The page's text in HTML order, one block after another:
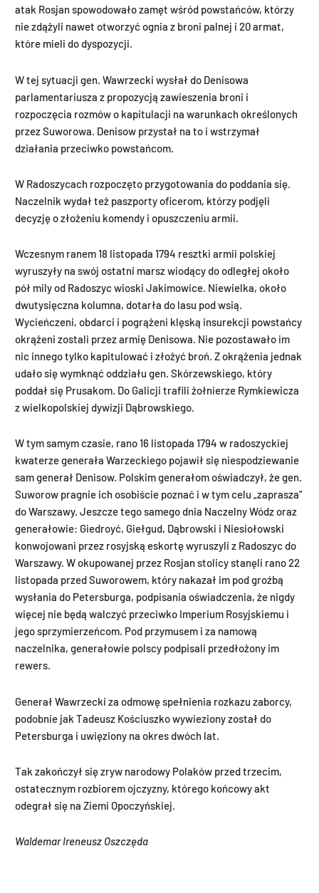
atak Rosjan spowodowało zamęt wśród powstańców, którzy
nie zdążyli nawet otworzyć ognia z broni palnej i 20 armat,
które mieli do dyspozycji.
W tej sytuacji gen. Wawrzecki wysłał do Denisowa
parlamentariusza z propozycją zawieszenia broni i
rozpoczęcia rozmów o kapitulacji na warunkach określonych
przez Suworowa. Denisow przystał na to i wstrzymał
działania przeciwko powstańcom.
W Radoszycach rozpoczęto przygotowania do poddania się.
Naczelnik wydał też paszporty oficerom, którzy podjęli
decyzję o złożeniu komendy i opuszczeniu armii.
Wczesnym ranem 18 listopada 1794 resztki armii polskiej
wyruszyły na swój ostatni marsz wiodący do odległej około
pół mily od Radoszyc wioski Jakimowice. Niewielka, około
dwutysięczna kolumna, dotarła do lasu pod wsią.
Wycieńczeni, obdarci i pogrążeni klęską insurekcji powstańcy
okrążeni zostali przez armię Denisowa. Nie pozostawało im
nic innego tylko kapitulować i złożyć broń. Z okrążenia jednak
udało się wymknąć oddziału gen. Skórzewskiego, który
poddał się Prusakom. Do Galicji trafili żołnierze Rymkiewicza
z wielkopolskiej dywizji Dąbrowskiego.
W tym samym czasie, rano 16 listopada 1794 w radoszyckiej
kwaterze generała Warzeckiego pojawił się niespodziewanie
sam generał Denisow. Polskim generałom oświadczył, że gen.
Suworow pragnie ich osobiście poznać i w tym celu „zaprasza”
do Warszawy. Jeszcze tego samego dnia Naczelny Wódz oraz
generałowie: Giedroyć, Giełgud, Dąbrowski i Niesiołowski
konwojowani przez rosyjską eskortę wyruszyli z Radoszyc do
Warszawy. W okupowanej przez Rosjan stolicy stanęli rano 22
listopada przed Suworowem, który nakazał im pod groźbą
wysłania do Petersburga, podpisania oświadczenia, że nigdy
więcej nie będą walczyć przeciwko Imperium Rosyjskiemu i
jego sprzymierzeńcom. Pod przymusem i za namową
naczelnika, generałowie polscy podpisali przedłożony im
rewers.
Generał Wawrzecki za odmowę spełnienia rozkazu zaborcy,
podobnie jak Tadeusz Kościuszko wywieziony został do
Petersburga i uwięziony na okres dwóch lat.
Tak zakończył się zryw narodowy Polaków przed trzecim,
ostatecznym rozbiorem ojczyzny, którego końcowy akt
odegrał się na Ziemi Opoczyńskiej.
Waldemar Ireneusz Oszczęda